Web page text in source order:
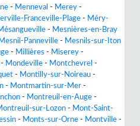
- Menneval - Merey -
Franceville-Plage - Méry-
- Mesnières-en-Bray
Mesnil-Panneville - Mesnils-sur-Iton
- Millières - Miserey -
- Mondeville - Montchevrel -
- Montilly-sur-Noireau -
- Montmartin-sur-Mer -
- Montreuil-en-Auge -
sur-Lozon - Mont-Saint-
- Monts-sur-Orne - Montville -